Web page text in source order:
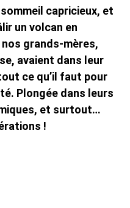
capricieux, et
un volcan en
grands-mères,
avaient dans leur
ce qu’il faut pour
Plongée dans leurs
et surtout…
!